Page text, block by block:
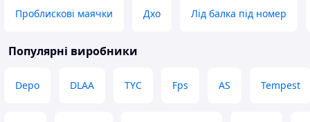
Проблискові маячки Дхо Лід балка під номер
Популярні виробники
Depo DLAA TYC Fps AS Tempest